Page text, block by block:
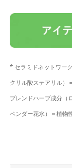
* セラミドネットワー
クリル酸ステアリル）
ブレンドハーブ成分（
ベンダー花水）＝植物